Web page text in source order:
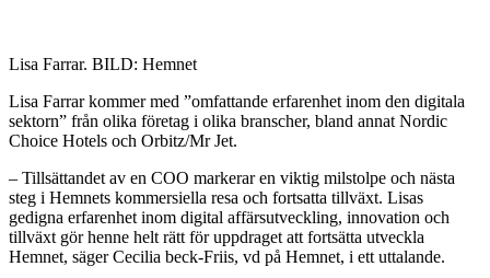
Lisa Farrar. BILD: Hemnet
Lisa Farrar kommer med ”omfattande erfarenhet inom den digitala
sektorn” från olika företag i olika branscher, bland annat Nordic
Choice Hotels och Orbitz/Mr Jet.
– Tillsättandet av en COO markerar en viktig milstolpe och nästa
steg i Hemnets kommersiella resa och fortsatta tillväxt. Lisas
gedigna erfarenhet inom digital affärsutveckling, innovation och
tillväxt gör henne helt rätt för uppdraget att fortsätta utveckla
Hemnet, säger Cecilia beck-Friis, vd på Hemnet, i ett uttalande.